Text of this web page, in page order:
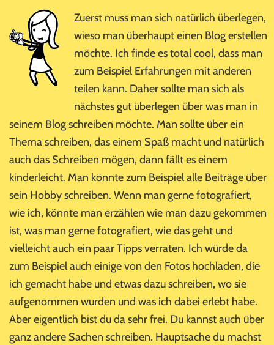
Zuerst muss man sich natürlich überlegen,
wieso man überhaupt einen Blog erstellen
möchte. Ich finde es total cool, dass man
zum Beispiel Erfahrungen mit anderen
teilen kann. Daher sollte man sich als
nächstes gut überlegen über was man in
seinem Blog schreiben möchte. Man sollte über ein
Thema schreiben, das einem Spaß macht und natürlich
auch das Schreiben mögen, dann fällt es einem
kinderleicht. Man könnte zum Beispiel alle Beiträge über
sein Hobby schreiben. Wenn man gerne fotografiert,
wie ich, könnte man erzählen wie man dazu gekommen
ist, was man gerne fotografiert, wie das geht und
vielleicht auch ein paar Tipps verraten. Ich würde da
zum Beispiel auch einige von den Fotos hochladen, die
ich gemacht habe und etwas dazu schreiben, wo sie
aufgenommen wurden und was ich dabei erlebt habe.
Aber eigentlich bist du da sehr frei. Du kannst auch über
ganz andere Sachen schreiben. Hauptsache du machst